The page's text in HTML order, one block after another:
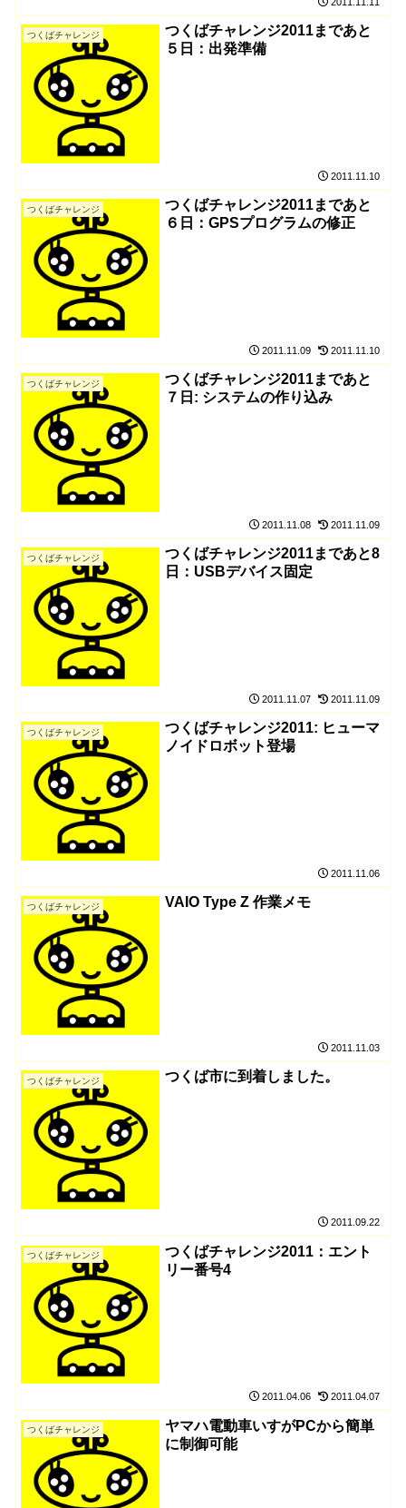
つくばチャレンジ
つくばチャレンジ2011まであと
５日：出発準備
2011.11.10
つくばチャレンジ
つくばチャレンジ2011まであと
６日：GPSプログラムの修正
2011.11.09 2011.11.10
つくばチャレンジ
つくばチャレンジ2011まであと
７日: システムの作り込み
2011.11.08 2011.11.09
つくばチャレンジ
つくばチャレンジ2011まであと8
日：USBデバイス固定
2011.11.07 2011.11.09
つくばチャレンジ
つくばチャレンジ2011: ヒューマ
ノイドロボット登場
2011.11.06
つくばチャレンジ VAIO Type Z 作業メモ
2011.11.03
つくばチャレンジ つくば市に到着しました。
2011.09.22
つくばチャレンジ
つくばチャレンジ2011：エント
リー番号4
2011.04.06 2011.04.07
つくばチャレンジ
ヤマハ電動車いすがPCから簡単
に制御可能